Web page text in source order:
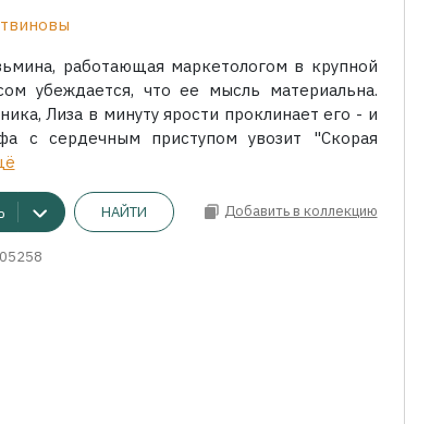
работающая маркетологом в крупной
убеждается, что ее мысль материальна.
Лиза в минуту ярости проклинает его - и
с сердечным приступом увозит "Скорая
НАЙТИ Добавить в коллекцию